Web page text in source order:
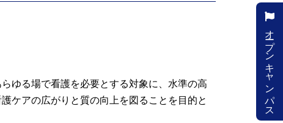
ゆる場で看護を必要とする対象に、水準の高
ケアの広がりと質の向上を図ることを目的と
オープンキャンパス